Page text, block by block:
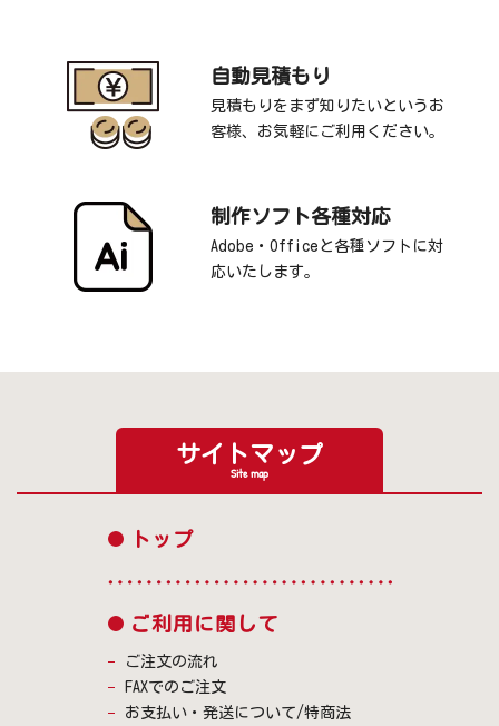
自動見積もり
見積もりをまず知りたいというお
客様、お気軽にご利用ください。
制作ソフト各種対応
Adobe・Officeと各種ソフトに対
応いたします。
サイトマップ
Site map
トップ
ご利用に関して
ご注文の流れ
FAXでのご注文
お支払い・発送について/特商法